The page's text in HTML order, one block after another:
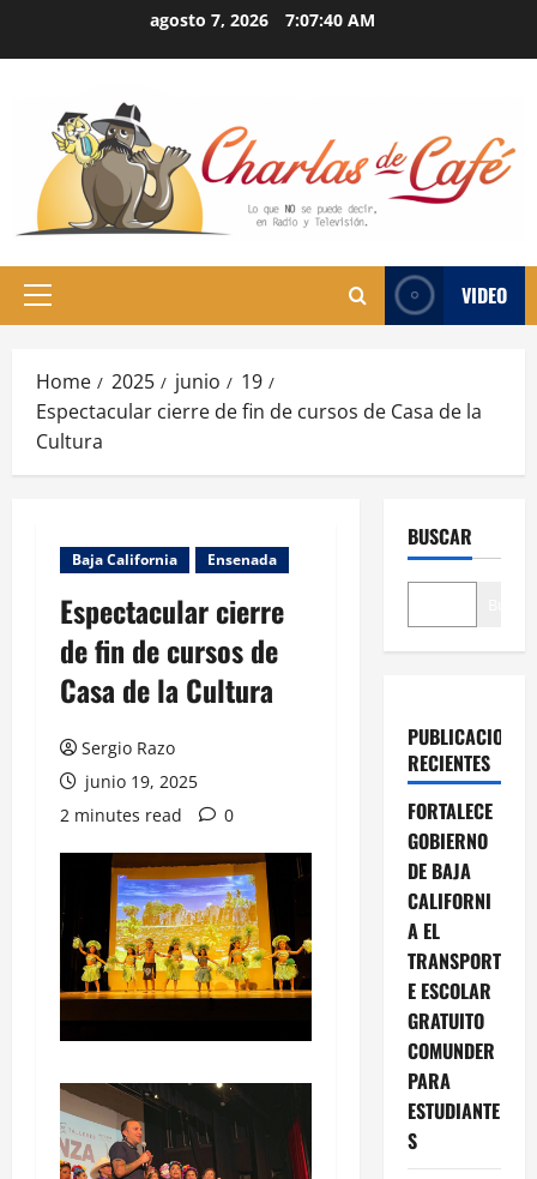
agosto 7, 2026 7:07:41 AM
Primary
VIDEO
Home 2025 junio
19
Espectacular cierre de fin de cursos de Casa de la
Cultura
Baja California Ensenada
Espectacular cierre
de fin de cursos de
Casa de la Cultura
Sergio Razo
junio 19, 2025
2 minutes read
0
BUSCAR
PUBLICACIONES
RECIENTES
FORTALECE
GOBIERNO
DE BAJA
CALIFORNI
A EL
TRANSPORT
E ESCOLAR
GRATUITO
COMUNDER
PARA
ESTUDIANTE
S